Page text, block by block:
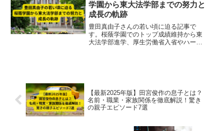
学園から東大法学部までの努力と
成長の軌跡
豊田真由子さんの若い頃に迫る記事で
す。桜蔭学園でのトップ成績維持から東
大法学部進学、厚生労働省入省やハーバ
【最新2025年版】田宮俊作の息子とは？
名前・職業・家族関係を徹底解説！驚き
の親子エピソード7選